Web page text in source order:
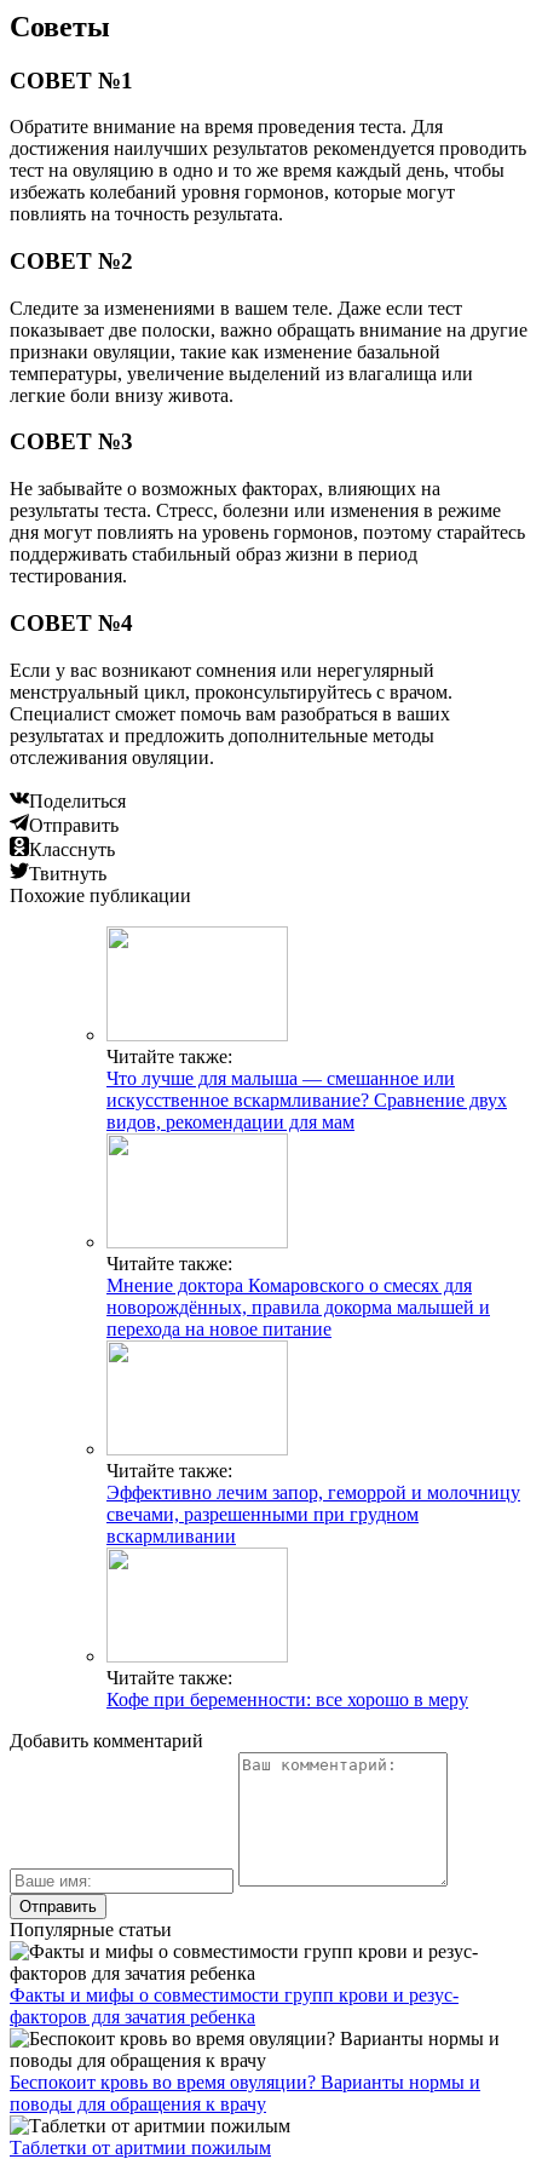
Советы
СОВЕТ №1
Обратите внимание на время проведения теста. Для
достижения наилучших результатов рекомендуется проводить
тест на овуляцию в одно и то же время каждый день, чтобы
избежать колебаний уровня гормонов, которые могут
повлиять на точность результата.
СОВЕТ №2
Следите за изменениями в вашем теле. Даже если тест
показывает две полоски, важно обращать внимание на другие
признаки овуляции, такие как изменение базальной
температуры, увеличение выделений из влагалища или
легкие боли внизу живота.
СОВЕТ №3
Не забывайте о возможных факторах, влияющих на
результаты теста. Стресс, болезни или изменения в режиме
дня могут повлиять на уровень гормонов, поэтому старайтесь
поддерживать стабильный образ жизни в период
тестирования.
СОВЕТ №4
Если у вас возникают сомнения или нерегулярный
менструальный цикл, проконсультируйтесь с врачом.
Специалист сможет помочь вам разобраться в ваших
результатах и предложить дополнительные методы
отслеживания овуляции.
Поделиться
Отправить
Класснуть
Твитнуть
Похожие публикации
Читайте также:
Что лучше для малыша — смешанное или
искусственное вскармливание? Сравнение двух
видов, рекомендации для мам
Читайте также:
Мнение доктора Комаровского о смесях для
новорождённых, правила докорма малышей и
перехода на новое питание
Читайте также:
Эффективно лечим запор, геморрой и молочницу
свечами, разрешенными при грудном
вскармливании
Читайте также:
Кофе при беременности: все хорошо в меру
Добавить комментарий
Популярные статьи
Факты и мифы о совместимости групп крови и резус-
факторов для зачатия ребенка
Беспокоит кровь во время овуляции? Варианты нормы и
поводы для обращения к врачу
Таблетки от аритмии пожилым